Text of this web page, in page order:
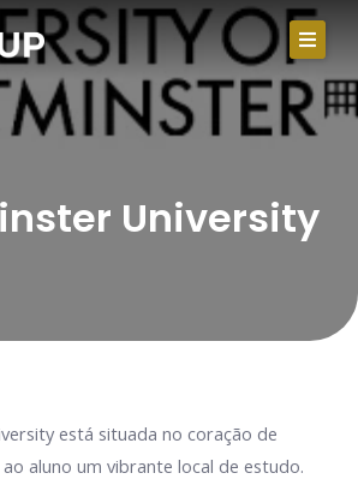
University
está situada no coração de
aluno um vibrante local de estudo.